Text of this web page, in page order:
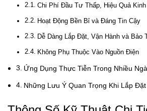
Chi Phí Đầu Tư Thấp, Hiệu Quả Kinh
Hoạt Động Bền Bỉ và Đáng Tin Cậy
Dễ Dàng Lắp Đặt, Vận Hành và Bảo
Không Phụ Thuộc Vào Nguồn Điện
Ứng Dụng Thực Tiễn Trong Nhiều
Những Lưu Ý Quan Trọng Khi Lắp